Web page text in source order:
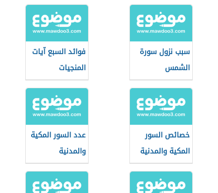
سبب نزول سورة
الشمس
فوائد السبع آيات
المنجيات
خصائص السور
المكية والمدنية
عدد السور المكية
والمدنية